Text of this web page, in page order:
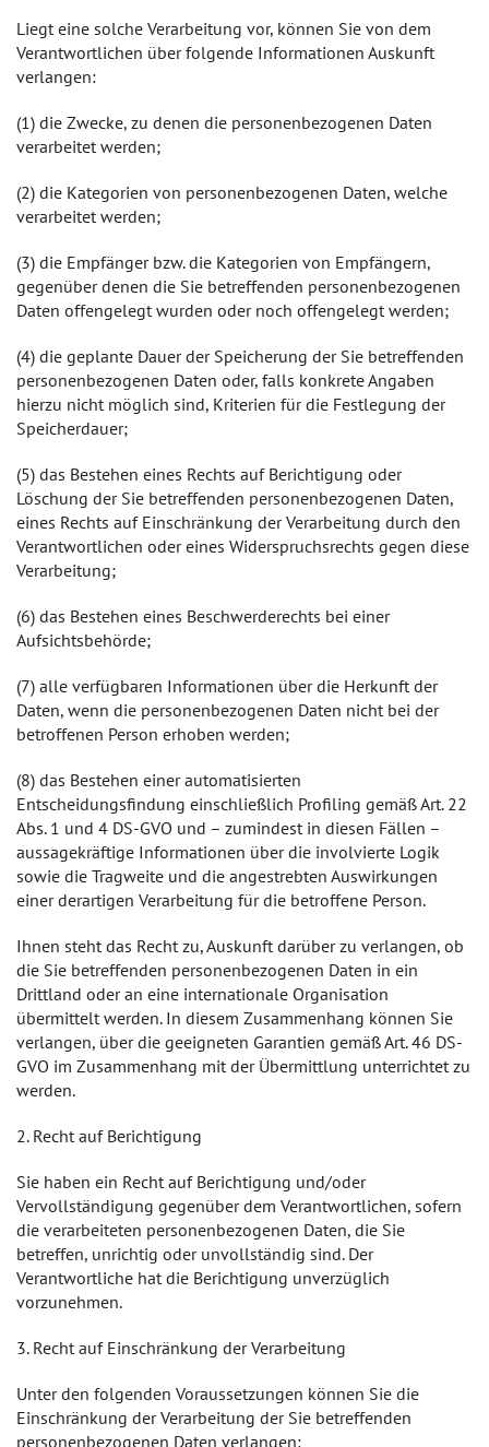
Liegt eine solche Verarbeitung vor, können Sie von dem
Verantwortlichen über folgende Informationen Auskunft
verlangen:
(1) die Zwecke, zu denen die personenbezogenen Daten
verarbeitet werden;
(2) die Kategorien von personenbezogenen Daten, welche
verarbeitet werden;
(3) die Empfänger bzw. die Kategorien von Empfängern,
gegenüber denen die Sie betreffenden personenbezogenen
Daten offengelegt wurden oder noch offengelegt werden;
(4) die geplante Dauer der Speicherung der Sie betreffenden
personenbezogenen Daten oder, falls konkrete Angaben
hierzu nicht möglich sind, Kriterien für die Festlegung der
Speicherdauer;
(5) das Bestehen eines Rechts auf Berichtigung oder
Löschung der Sie betreffenden personenbezogenen Daten,
eines Rechts auf Einschränkung der Verarbeitung durch den
Verantwortlichen oder eines Widerspruchsrechts gegen diese
Verarbeitung;
(6) das Bestehen eines Beschwerderechts bei einer
Aufsichtsbehörde;
(7) alle verfügbaren Informationen über die Herkunft der
Daten, wenn die personenbezogenen Daten nicht bei der
betroffenen Person erhoben werden;
(8) das Bestehen einer automatisierten
Entscheidungsfindung einschließlich Profiling gemäß Art. 22
Abs. 1 und 4 DS-GVO und – zumindest in diesen Fällen –
aussagekräftige Informationen über die involvierte Logik
sowie die Tragweite und die angestrebten Auswirkungen
einer derartigen Verarbeitung für die betroffene Person.
Ihnen steht das Recht zu, Auskunft darüber zu verlangen, ob
die Sie betreffenden personenbezogenen Daten in ein
Drittland oder an eine internationale Organisation
übermittelt werden. In diesem Zusammenhang können Sie
verlangen, über die geeigneten Garantien gemäß Art. 46 DS-
GVO im Zusammenhang mit der Übermittlung unterrichtet zu
werden.
2. Recht auf Berichtigung
Sie haben ein Recht auf Berichtigung und/oder
Vervollständigung gegenüber dem Verantwortlichen, sofern
die verarbeiteten personenbezogenen Daten, die Sie
betreffen, unrichtig oder unvollständig sind. Der
Verantwortliche hat die Berichtigung unverzüglich
vorzunehmen.
3. Recht auf Einschränkung der Verarbeitung
Unter den folgenden Voraussetzungen können Sie die
Einschränkung der Verarbeitung der Sie betreffenden
personenbezogenen Daten verlangen: